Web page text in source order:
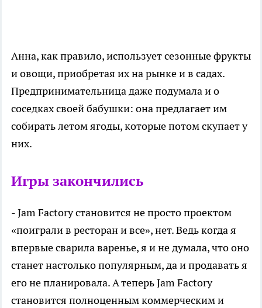
Анна, как правило, использует сезонные фрукты
и овощи, приобретая их на рынке и в садах.
Предпринимательница даже подумала и о
соседках своей бабушки: она предлагает им
собирать летом ягоды, которые потом скупает у
них.
Игры закончились
- Jam Factory становится не просто проектом
«поиграли в ресторан и все», нет. Ведь когда я
впервые сварила варенье, я и не думала, что оно
станет настолько популярным, да и продавать я
его не планировала. А теперь Jam Factory
становится полноценным коммерческим и